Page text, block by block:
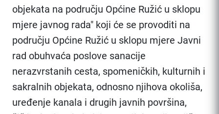
objekata na području Općine Ružić u sklopu
mjere javnog rada" koji će se provoditi na
području Općine Ružić u sklopu mjere Javni
rad obuhvaća poslove sanacije
nerazvrstanih cesta, spomeničkih, kulturnih i
sakralnih objekata, odnosno njihova okoliša,
uređenje kanala i drugih javnih površina,